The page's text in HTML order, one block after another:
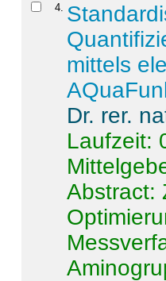
4
mittels
Dr. rer.
Laufzeit:
Abstract: